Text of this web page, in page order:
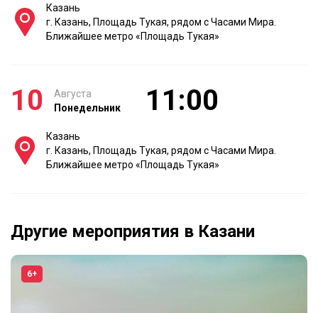
Казань
г. Казань, Площадь Тукая, рядом с Часами Мира.
Ближайшее метро «Площадь Тукая»
10
Августа
Понедельник
11:00
Казань
г. Казань, Площадь Тукая, рядом с Часами Мира.
Ближайшее метро «Площадь Тукая»
Другие мероприятия в Казани
6+